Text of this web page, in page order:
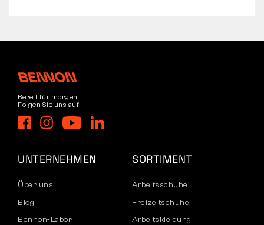
Bereit für morgen
Folgen Sie uns auf
UNTERNEHMEN
Über uns
Blog
Bennon-Labor
SORTIMENT
Arbeitsschuhe
Freizeitschuhe
Arbeitskleidung